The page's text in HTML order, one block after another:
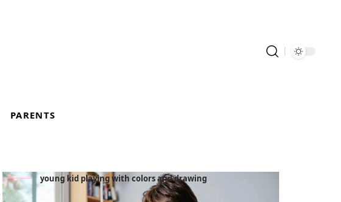
PARENTS
young kid playing with colors and drawing